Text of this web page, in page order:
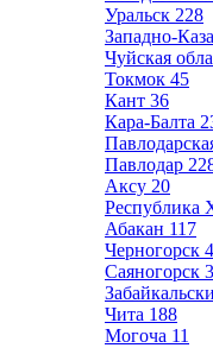
Уральск 228
Западно-
Чуйская
Токмок 45
Кант 36
Кара-Балта
Павлодар
Аксу 20
Республика
Абакан 117
Черногорск
Саяногорск
Чита 188
Могоча 11